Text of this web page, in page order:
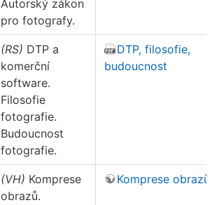
Autorský zákon
pro fotografy.
(RS) DTP a
komerční
software.
Filosofie
fotografie.
Budoucnost
fotografie.
DTP, filosofie,
budoucnost
(VH) Komprese
obrazů.
Komprese obrazů